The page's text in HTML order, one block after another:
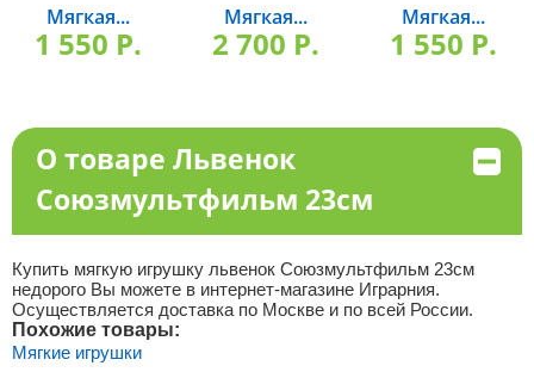
Мягкая...
1 550 P.
Мягкая...
2 700 P.
Мягкая...
1 550 P.
О товаре Львенок
Союзмультфильм 23см
Купить мягкую игрушку львенок Союзмультфильм 23см
недорого Вы можете в интернет-магазине Играрния.
Осуществляется доставка по Москве и по всей России.
Похожие товары:
Мягкие игрушки